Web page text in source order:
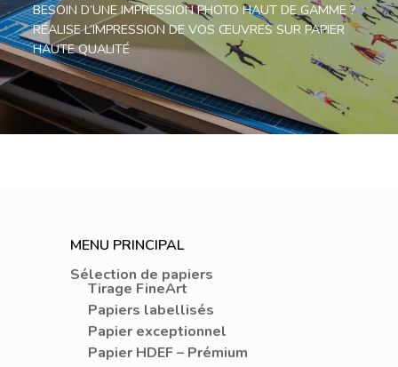
BESOIN D’UNE IMPRESSION PHOTO HAUT DE GAMME ?
RÉALISE L’IMPRESSION DE VOS ŒUVRES SUR PAPIER
HAUTE QUALITÉ
MENU PRINCIPAL
Sélection de papiers
Tirage FineArt
Papiers labellisés
Papier exceptionnel
Papier HDEF – Prémium